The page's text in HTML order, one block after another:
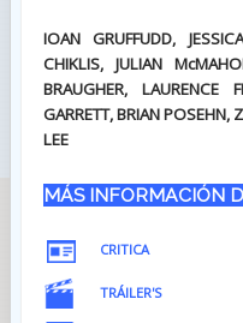
IOAN GRUFFUDD,
CHIKLIS, JULIAN
BRAUGHER, LAURENCE
GARRETT, BRIAN POSEHN,
LEE
MÁS INFORMACIÓN
CRITICA
TRÁILER'S